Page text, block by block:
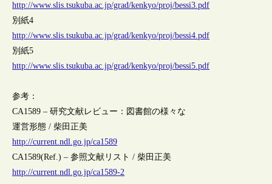
http://www.slis.tsukuba.ac.jp/grad/kenkyo/proj/bessi3.pdf
別紙4
http://www.slis.tsukuba.ac.jp/grad/kenkyo/proj/bessi4.pdf
別紙5
http://www.slis.tsukuba.ac.jp/grad/kenkyo/proj/bessi5.pdf
参考：
CA1589 – 研究文献レビュー：図書館の様々な
運営形態 / 柴田正美
http://current.ndl.go.jp/ca1589
CA1589(Ref.) – 参照文献リスト / 柴田正美
http://current.ndl.go.jp/ca1589-2